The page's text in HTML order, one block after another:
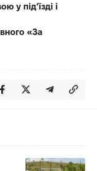
у під’їзді і
«За